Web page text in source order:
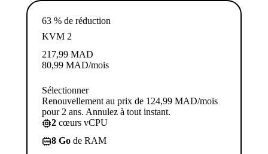
63 % de réduction
KVM 2
217,99 MAD
80,99 MAD/mois
Sélectionner
Renouvellement au prix de 124,99 MAD/mois
pour 2 ans. Annulez à tout instant.
2 cœurs vCPU
8 Go de RAM